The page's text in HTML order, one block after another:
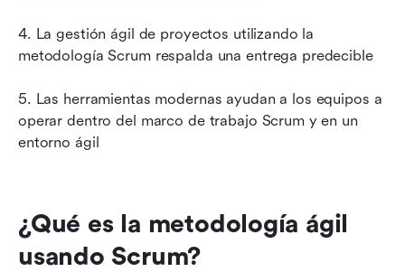
4. La gestión ágil de proyectos utilizando la
metodología Scrum respalda una entrega predecible
5. Las herramientas modernas ayudan a los equipos a
operar dentro del marco de trabajo Scrum y en un
entorno ágil
¿Qué es la metodología ágil
usando Scrum?